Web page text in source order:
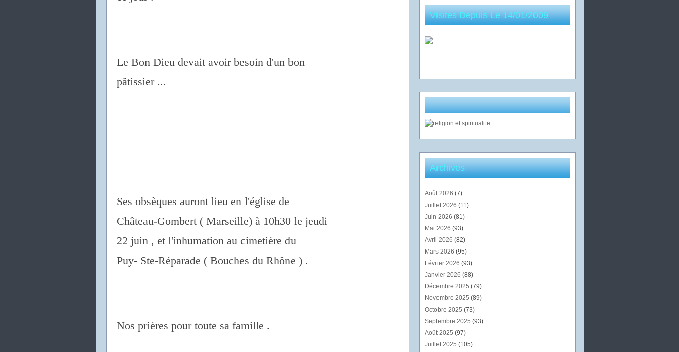
Le Bon Dieu devait avoir besoin d'un bon
pâtissier ...
Ses obsèques auront lieu en l'église de
Château-Gombert ( Marseille) à 10h30 le jeudi
22 juin , et l'inhumation au cimetière du
Puy- Ste-Réparade ( Bouches du Rhône ) .
Nos prières pour toute sa famille .
Visites Depuis Le 14/01/2009
Archives
Août 2026 (7)
Juillet 2026 (11)
Juin 2026 (81)
Mai 2026 (93)
Avril 2026 (82)
Mars 2026 (95)
Février 2026 (93)
Janvier 2026 (88)
Décembre 2025 (79)
Novembre 2025 (89)
Octobre 2025 (73)
Septembre 2025 (93)
Août 2025 (97)
Juillet 2025 (105)